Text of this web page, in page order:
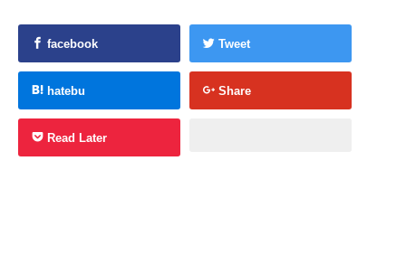
facebook Tweet
hatebu Share
Read Later